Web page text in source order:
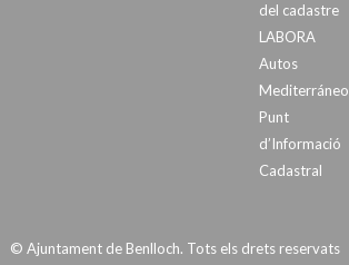
del cadastre
LABORA
Autos
Mediterráneo
Punt
d’Informació
Cadastral
© Ajuntament de Benlloch. Tots els drets reservats